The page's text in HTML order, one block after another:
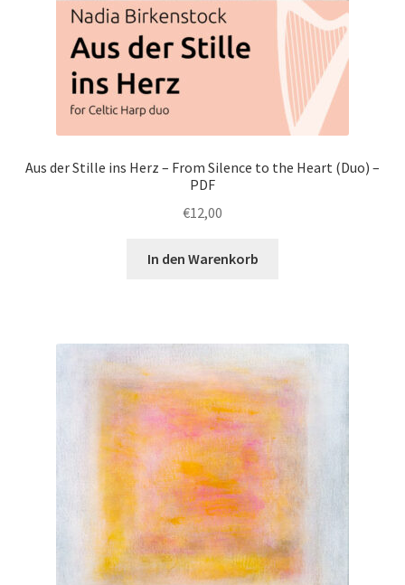
Aus der Stille ins Herz – From Silence to the Heart (Duo) –
PDF
€12,00
In den Warenkorb